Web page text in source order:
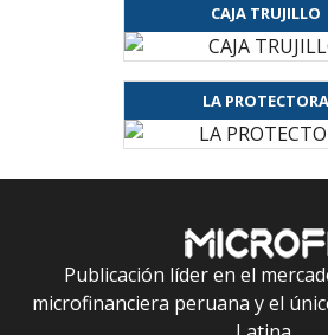
CAJA TRUJILLO
LA PROTECTORA
Publicación líder en el
microfinanciera peruana y el